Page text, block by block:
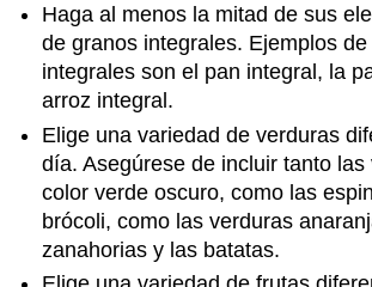
Haga al menos la mitad de sus
de granos integrales. Ejemplos
integrales son el pan integral, la
arroz integral.
Elige una variedad de verduras
día. Asegúrese de incluir tanto las
color verde oscuro, como las
brócoli, como las verduras
zanahorias y las batatas.